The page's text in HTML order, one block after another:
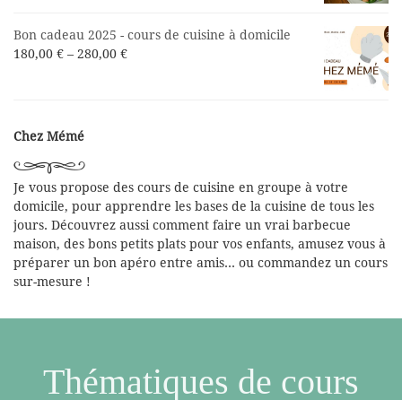
Bon cadeau 2025 - cours de cuisine à domicile
180,00 € – 280,00 €
Chez Mémé
Je vous propose des cours de cuisine en groupe à votre
domicile, pour apprendre les bases de la cuisine de tous les
jours. Découvrez aussi comment faire un vrai barbecue
maison, des bons petits plats pour vos enfants, amusez vous à
préparer un bon apéro entre amis... ou commandez un cours
sur-mesure !
Thématiques de cours